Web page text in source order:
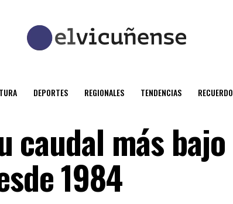
DEPORTES REGIONALES TENDENCIAS RECUERDO
caudal más
1984